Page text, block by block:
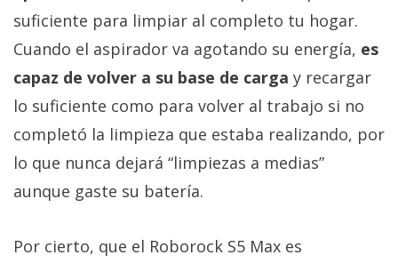
suficiente para limpiar al completo tu hogar.
Cuando el aspirador va agotando su energía, es
capaz de volver a su base de carga y recargar
lo suficiente como para volver al trabajo si no
completó la limpieza que estaba realizando, por
lo que nunca dejará “limpiezas a medias”
aunque gaste su batería.
Por cierto, que el Roborock S5 Max es